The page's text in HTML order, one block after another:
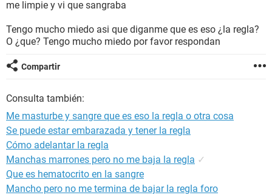
me limpie y vi que sangraba
Tengo mucho miedo asi que diganme que es eso ¿la regla?
O ¿que? Tengo mucho miedo por favor respondan
Compartir
Consulta también:
Me masturbe y sangre que es eso la regla o otra cosa
Se puede estar embarazada y tener la regla
Cómo adelantar la regla
Manchas marrones pero no me baja la regla ✓
Que es hematocrito en la sangre
Mancho pero no me termina de bajar la regla foro